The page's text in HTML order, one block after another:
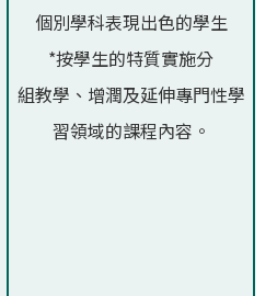
個別學科表現出色的學生
*按學生的特質實施分
組教學、增潤及延伸專門性學
習領域的課程內容。